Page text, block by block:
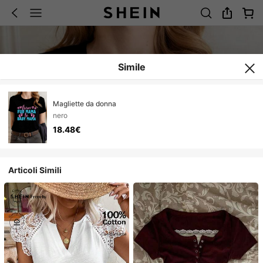
Simile
Magliette da donna
nero
18.48€
Articoli Simili